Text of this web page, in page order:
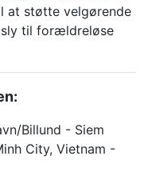
at støtte velgørende
til forældreløse
Billund - Siem
City, Vietnam -